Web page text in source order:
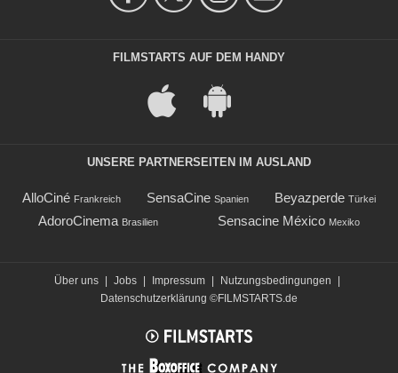
FILMSTARTS AUF DEM HANDY
UNSERE PARTNERSEITEN IM AUSLAND
AlloCiné Frankreich SensaCine Spanien Beyazperde Türkei
AdoroCinema Brasilien Sensacine México Mexiko
Über uns Jobs Impressum Nutzungsbedingungen
Datenschutzerklärung ©FILMSTARTS.de